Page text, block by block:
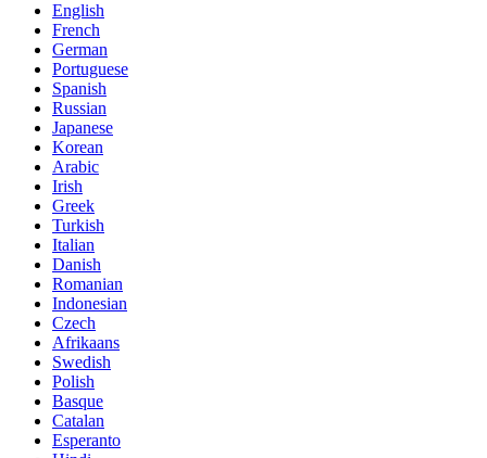
English
French
German
Portuguese
Spanish
Russian
Japanese
Korean
Arabic
Irish
Greek
Turkish
Italian
Danish
Romanian
Indonesian
Czech
Afrikaans
Swedish
Polish
Basque
Catalan
Esperanto